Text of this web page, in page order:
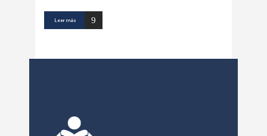
Leer más